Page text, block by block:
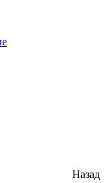
Назад